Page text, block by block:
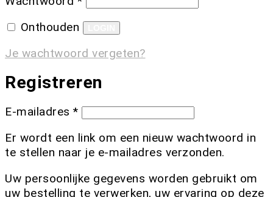
Onthouden
Je wachtwoord vergeten?
Registreren
E-mailadres *
Er wordt een link om een nieuw wachtwoord in
te stellen naar je e-mailadres verzonden.
Uw persoonlijke gegevens worden gebruikt om
uw bestelling te verwerken, uw ervaring op deze